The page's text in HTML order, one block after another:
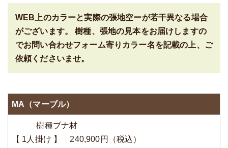
WEB上のカラーと実際の張地空ーが若干異なる場合
がございます。 樹種、張地の見本をお届けしますの
でお問い合わせフォーム寄りカラー名を記載の上、ご
依頼くださいませ。
MA（マーブル）
樹種ブナ材
【 1人掛け 】 240,900円（税込）